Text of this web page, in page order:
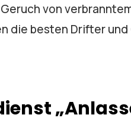
von
die besten Drifter